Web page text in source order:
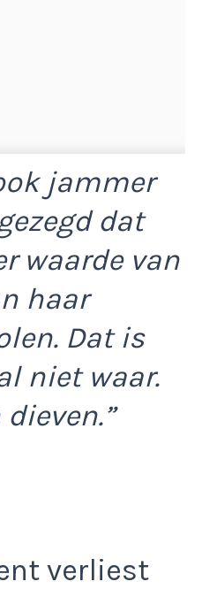
jammer
dat
waarde van
haar
Dat is
niet waar.
verliest